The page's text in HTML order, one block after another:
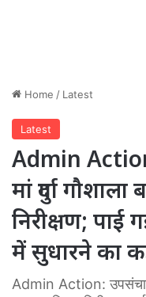
Home / Latest
Latest
Admin
मां दुर्गा
निरीक्षण; पाई
में सुधारने का
Admin Action: